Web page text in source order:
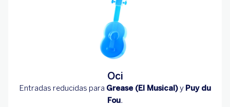
Oci
Entradas reducidas para Grease (El Musical)y Puy du
Fou.